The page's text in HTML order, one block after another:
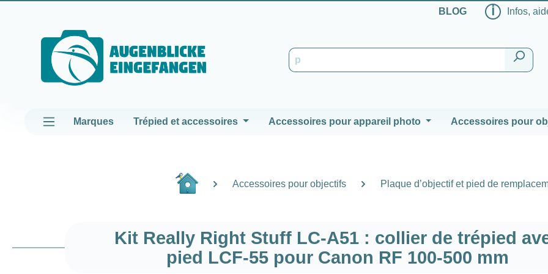
BLOG ℹ Infos,
Marques Trépied et accessoires Accessoires pour appareil photo Accessoires pour
Accessoires pour objectifs Plaque d’objectif et pied de
Kit Really Right Stuff LC-A51 : collier de trépied
pied LCF-55 pour Canon RF 100-500 mm